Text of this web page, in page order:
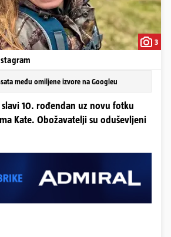
3
među omiljene izvore na Googleu
slavi 10. rođendan uz novu fotku
Kate. Obožavatelji su oduševljeni